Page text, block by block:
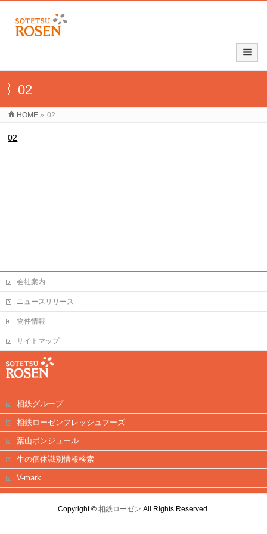
02
HOME » 02
02
会社案内
ニュースリリース
物件情報
サイトマップ
相鉄グループ
相鉄ローゼンフレッシュフーズ
葉山ボンジュール
牛の個体識別情報検索
V-mark
Copyright © 相鉄ローゼン All Rights Reserved.